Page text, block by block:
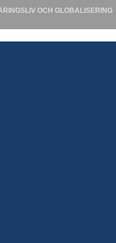
OCH GLOBALISERING